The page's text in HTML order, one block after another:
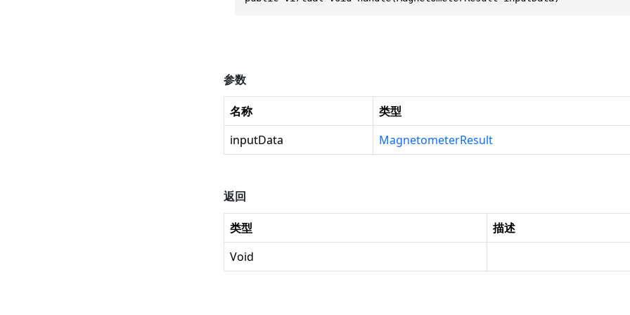
参数
名称
类型
inputData
MagnetometerResult
返回
类型
描述
Void